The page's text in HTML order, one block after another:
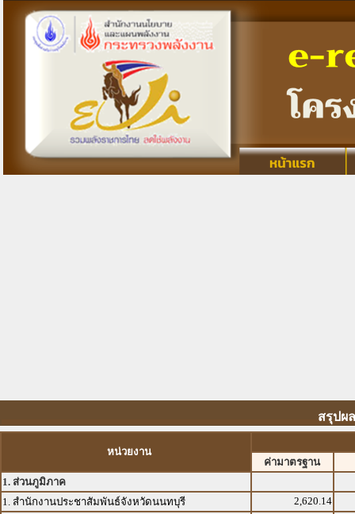
สรุปผ
หน่วยงาน
ค่ามาตรฐาน
1. ส่วนภูมิภาค
1. สำนักงานประชาสัมพันธ์จังหวัดนนทบุรี
2,620.14